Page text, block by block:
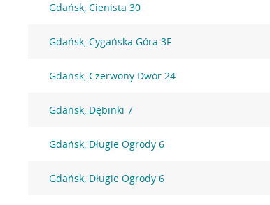
Gdańsk, Cienista 30
Gdańsk, Cygańska Góra 3F
Gdańsk, Czerwony Dwór 24
Gdańsk, Dębinki 7
Gdańsk, Długie Ogrody 6
Gdańsk, Długie Ogrody 6